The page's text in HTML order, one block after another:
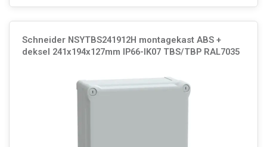
Schneider NSYTBS241912H montagekast ABS +
deksel 241x194x127mm IP66-IK07 TBS/TBP RAL7035